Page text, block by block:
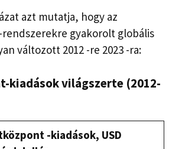
azt mutatja, hogy az
gyakorolt ​​globális
változott 2012 -re 2023 -ra:
kiadások világszerte (2012-
-kiadások, USD